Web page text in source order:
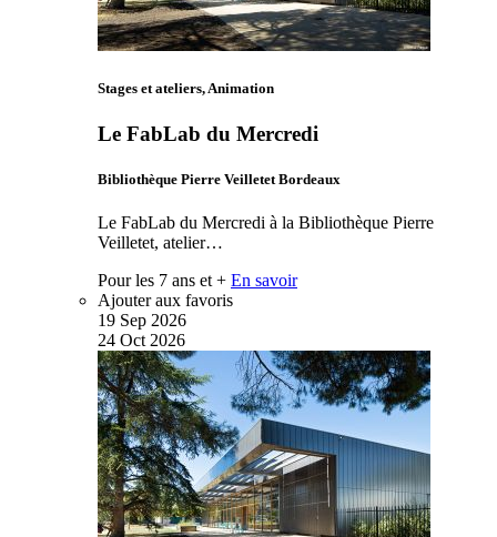
Stages et ateliers, Animation
Le FabLab du Mercredi
Bibliothèque Pierre Veilletet Bordeaux
Le FabLab du Mercredi à la Bibliothèque Pierre
Veilletet, atelier…
Pour les 7 ans et + En savoir
Ajouter aux favoris
19 Sep 2026
24 Oct 2026